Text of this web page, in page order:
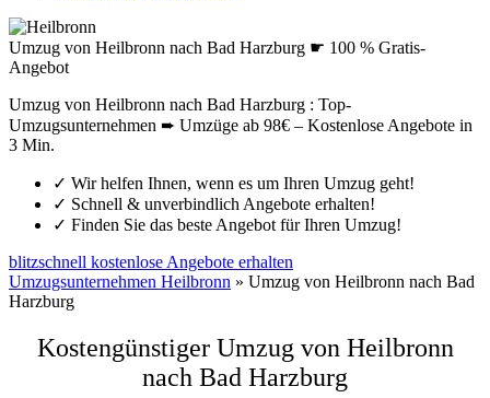
Umzug von Heilbronn nach Bad Harzburg ☛ 100 % Gratis-
Angebot
Umzug von Heilbronn nach Bad Harzburg : Top-
Umzugsunternehmen ➨ Umzüge ab 98€ – Kostenlose Angebote in
3 Min.
✓ Wir helfen Ihnen, wenn es um Ihren Umzug geht!
✓ Schnell & unverbindlich Angebote erhalten!
✓ Finden Sie das beste Angebot für Ihren Umzug!
blitzschnell kostenlose Angebote erhalten
Umzugsunternehmen Heilbronn » Umzug von Heilbronn nach Bad
Harzburg
Kostengünstiger Umzug von Heilbronn
nach Bad Harzburg